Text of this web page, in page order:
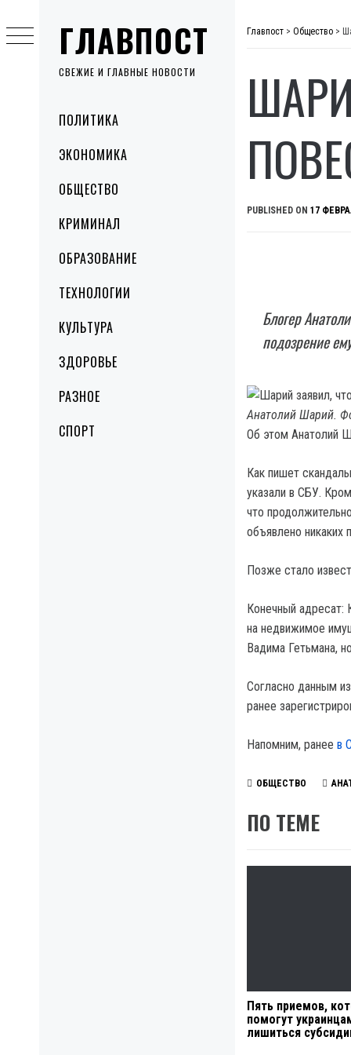
ГЛАВПОСТ
СВЕЖИЕ И ГЛАВНЫЕ НОВОСТИ
MenuПОЛИТИКА
ЭКОНОМИКА
ОБЩЕСТВО
КРИМИНАЛ
ОБРАЗОВАНИЕ
ТЕХНОЛОГИИ
КУЛЬТУРА
ЗДОРОВЬЕ
РАЗНОЕ
СПОРТ
to
content
Главпост > Общество >
PUBLISHED ON 17
Блогер
подозрение
Анатолий Шарий.
Об этом Анатолий
Как пишет
указали в СБУ.
что
объявлено никаких
Позже стало
Конечный адресат:
на недвижимое
Вадима Гетьмана,
Согласно данным
ранее
Напомним, ранее в
ОБЩЕСТВО
ПО ТЕМЕ
Пять приемов,
помогут
лишиться